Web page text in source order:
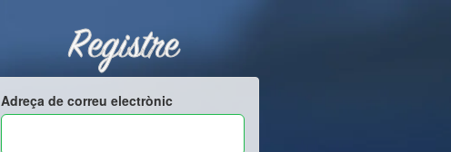
Registre
Adreça de correu electrònic